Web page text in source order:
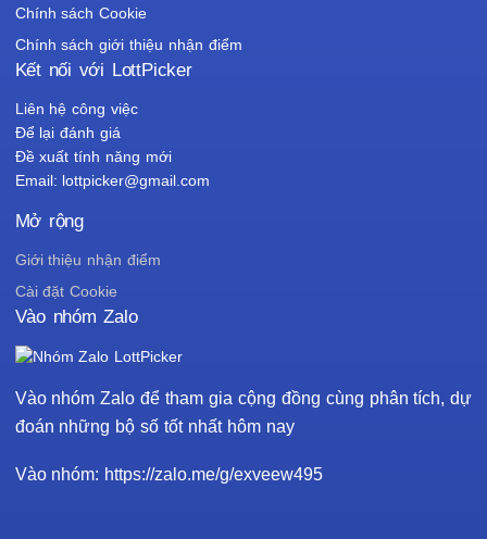
Chính sách Cookie
Chính sách giới thiệu nhận điểm
Kết nối với LottPicker
Liên hệ công việc
Để lại đánh giá
Đề xuất tính năng mới
Email: lottpicker@gmail.com
Mở rộng
Giới thiệu nhận điểm
Cài đặt Cookie
Vào nhóm Zalo
Vào nhóm Zalo để tham gia cộng đồng cùng phân tích, dự
đoán những bộ số tốt nhất hôm nay
Vào nhóm: https://zalo.me/g/exveew495